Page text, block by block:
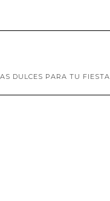
DULCES PARA TU FIESTA